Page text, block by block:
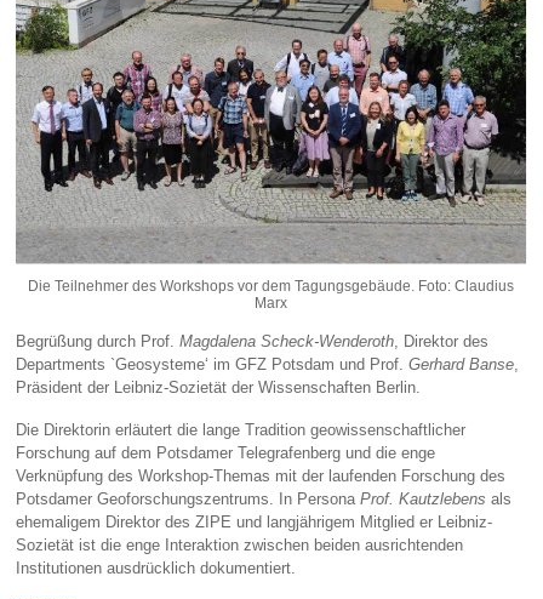
Die Teilnehmer des Workshops vor dem Tagungsgebäude. Foto: Claudius
Marx
Begrüßung durch Prof.Magdalena Scheck-Wenderoth, Direktor des
Departments `Geosysteme‘ im GFZ Potsdam und Prof.Gerhard Banse,
Präsident der Leibniz-Sozietät der Wissenschaften Berlin.
Die Direktorin erläutert die lange Tradition geowissenschaftlicher
Forschung auf dem Potsdamer Telegrafenberg und die enge
Verknüpfung des Workshop-Themas mit der laufenden Forschung des
Potsdamer Geoforschungszentrums. In PersonaProf. Kautzlebens als
ehemaligem Direktor des ZIPE und langjährigem Mitglied er Leibniz-
Sozietät ist die enge Interaktion zwischen beiden ausrichtenden
Institutionen ausdrücklich dokumentiert.